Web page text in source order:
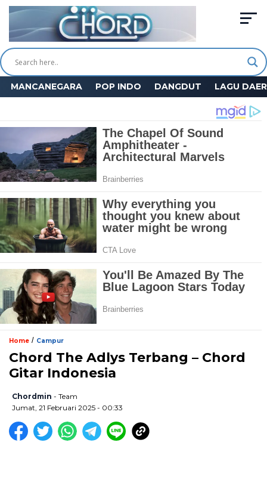
MANCANEGARA POP INDO DANGDUT LAGU
Home / Campur
Chord The Adlys Terbang – Chord
Gitar Indonesia
Chordmin - Team
Jumat, 21 Februari 2025 - 00:33